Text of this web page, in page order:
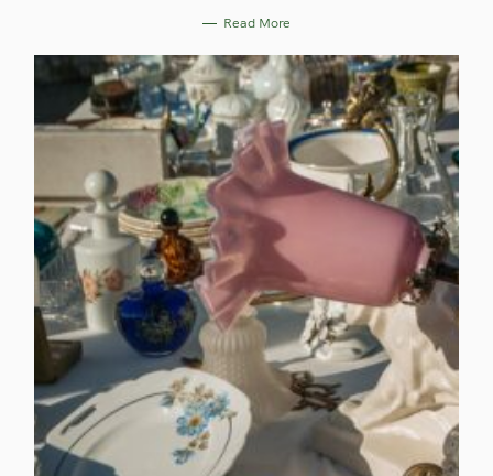
E
Read More